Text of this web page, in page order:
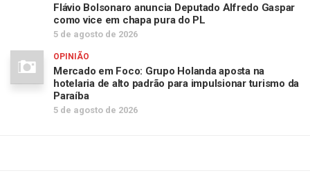
Flávio Bolsonaro anuncia Deputado Alfredo Gaspar
como vice em chapa pura do PL
5 de agosto de 2026
OPINIÃO
Mercado em Foco: Grupo Holanda aposta na
hotelaria de alto padrão para impulsionar turismo da
Paraíba
5 de agosto de 2026